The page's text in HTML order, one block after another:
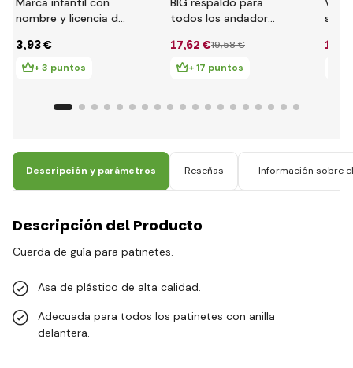
nombre y licencia de
correpasillos BIG
New & Classic
3,93 €
+ 3 puntos
todos los andadores
correpasillos
17,62 €19,58 €
+ 17 puntos
16
Descripción y parámetros Reseñas Información sobre
Descripción del Producto
Cuerda de guía para patinetes.
Asa de plástico de alta calidad.
Adecuada para todos los patinetes con anilla
delantera.